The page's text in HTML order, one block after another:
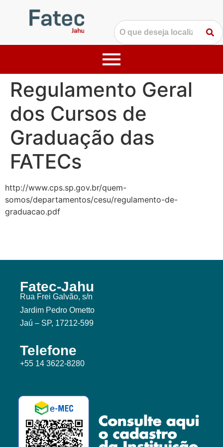
Regulamento Geral
dos Cursos de
Graduação das
FATECs
http://www.cps.sp.gov.br/quem-
somos/departamentos/cesu/regulamento-de-
graduacao.pdf
Fatec-Jahu
Rua Frei Galvão, s/n
Jardim Pedro Ometto
Jaú – SP, 17212-599
Telefone
+55 14 3622-8280